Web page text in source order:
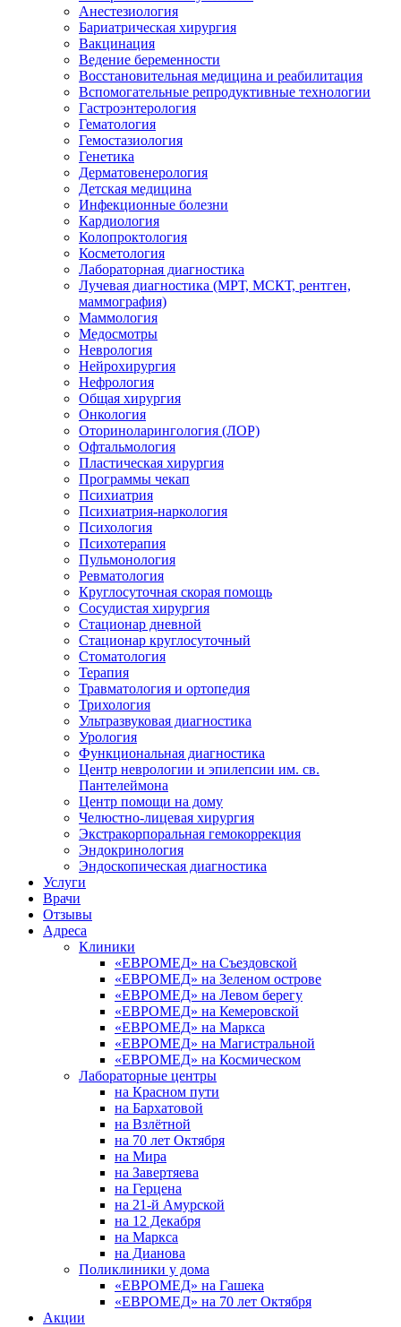
Анестезиология
Бариатрическая хирургия
Вакцинация
Ведение беременности
Восстановительная медицина и реабилитация
Вспомогательные репродуктивные технологии
Гастроэнтерология
Гематология
Гемостазиология
Генетика
Дерматовенерология
Детская медицина
Инфекционные болезни
Кардиология
Колопроктология
Косметология
Лабораторная диагностика
Лучевая диагностика (МРТ, МСКТ, рентген,
маммография)
Маммология
Медосмотры
Неврология
Нейрохирургия
Нефрология
Общая хирургия
Онкология
Оториноларингология (ЛОР)
Офтальмология
Пластическая хирургия
Программы чекап
Психиатрия
Психиатрия-наркология
Психология
Психотерапия
Пульмонология
Ревматология
Круглосуточная скорая помощь
Сосудистая хирургия
Стационар дневной
Стационар круглосуточный
Стоматология
Терапия
Травматология и ортопедия
Трихология
Ультразвуковая диагностика
Урология
Функциональная диагностика
Центр неврологии и эпилепсии им. св.
Пантелеймона
Центр помощи на дому
Челюстно-лицевая хирургия
Экстракорпоральная гемокоррекция
Эндокринология
Эндоскопическая диагностика
Услуги
Врачи
Отзывы
Адреса
Клиники
«ЕВРОМЕД» на Съездовской
«ЕВРОМЕД» на Зеленом острове
«ЕВРОМЕД» на Левом берегу
«ЕВРОМЕД» на Кемеровской
«ЕВРОМЕД» на Маркса
«ЕВРОМЕД» на Магистральной
«ЕВРОМЕД» на Космическом
Лабораторные центры
на Красном пути
на Бархатовой
на Взлётной
на 70 лет Октября
на Мира
на Завертяева
на Герцена
на 21-й Амурской
на 12 Декабря
на Маркса
на Дианова
Поликлиники у дома
«ЕВРОМЕД» на Гашека
«ЕВРОМЕД» на 70 лет Октября
Акции